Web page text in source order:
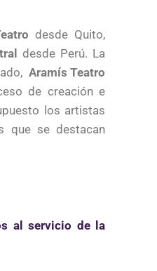
desde Quito,
desde Perú. La
Aramís Teatro
de creación e
los artistas
que se destacan
al servicio de la